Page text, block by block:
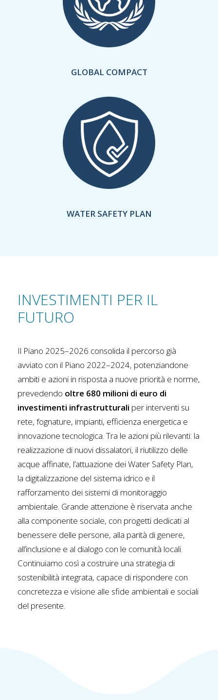
GLOBAL COMPACT
WATER SAFETY PLAN
INVESTIMENTI PER IL
FUTURO
Il Piano 2025–2026 consolida il percorso già
avviato con il Piano 2022–2024, potenziandone
ambiti e azioni in risposta a nuove priorità e norme,
prevedendo oltre 680 milioni di euro di
investimenti infrastrutturali per interventi su
rete, fognature, impianti, efficienza energetica e
innovazione tecnologica. Tra le azioni più rilevanti: la
realizzazione di nuovi dissalatori, il riutilizzo delle
acque affinate, l’attuazione dei Water Safety Plan,
la digitalizzazione del sistema idrico e il
rafforzamento dei sistemi di monitoraggio
ambientale. Grande attenzione è riservata anche
alla componente sociale, con progetti dedicati al
benessere delle persone, alla parità di genere,
all’inclusione e al dialogo con le comunità locali.
Continuiamo così a costruire una strategia di
sostenibilità integrata, capace di rispondere con
concretezza e visione alle sfide ambientali e sociali
del presente.